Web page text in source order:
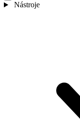
Nástroje